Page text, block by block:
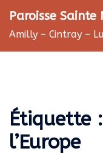
au
contenu
Paroisse Sainte
Amilly – Cintray –
Étiquette
l’Europe